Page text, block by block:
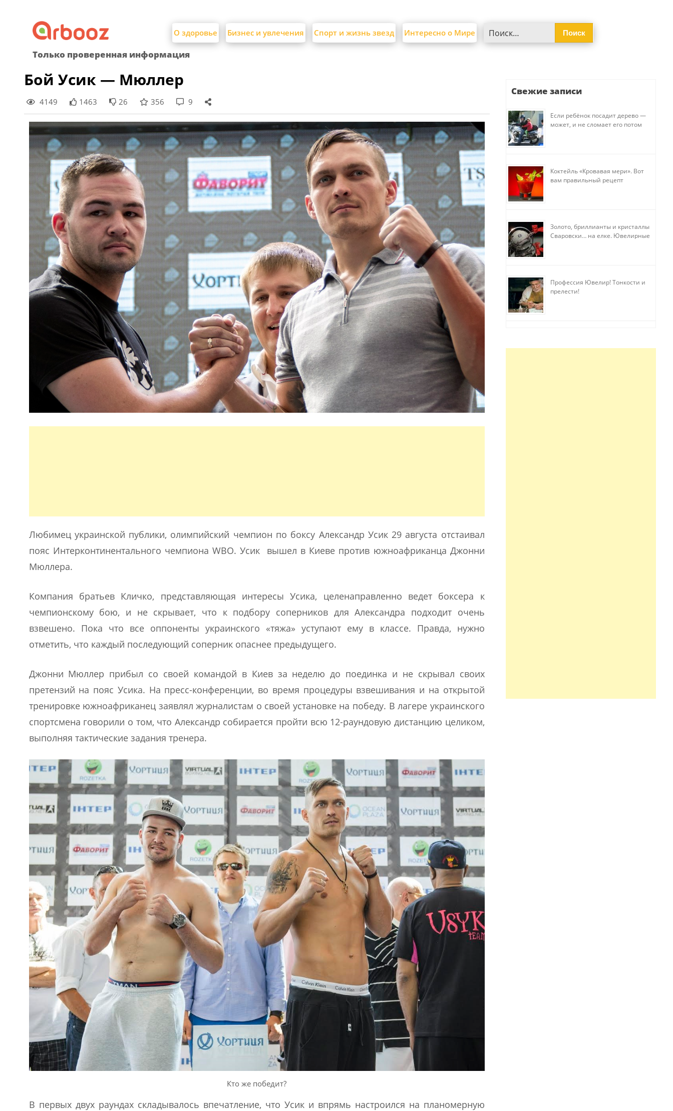
content
О здоровье Бизнес и увлечения Спорт и жизнь звезд Интересно о Мире
Только проверенная информация
Бой Усик — Мюллер
4149 1463 26 356 9
Любимец украинской публики, олимпийский чемпион по боксу Александр Усик 29 августа отстаивал
пояс Интерконтинентального чемпиона WBO. Усик вышел в Киеве против южноафриканца Джонни
Мюллера.
Компания братьев Кличко, представляющая интересы Усика, целенаправленно ведет боксера к
чемпионскому бою, и не скрывает, что к подбору соперников для Александра подходит очень
взвешено. Пока что все оппоненты украинского «тяжа» уступают ему в классе. Правда, нужно
отметить, что каждый последующий соперник опаснее предыдущего.
Джонни Мюллер прибыл со своей командой в Киев за неделю до поединка и не скрывал своих
претензий на пояс Усика. На пресс-конференции, во время процедуры взвешивания и на открытой
тренировке южноафриканец заявлял журналистам о своей установке на победу. В лагере украинского
спортсмена говорили о том, что Александр собирается пройти всю 12-раундовую дистанцию целиком,
выполняя тактические задания тренера.
Кто же победит?
В первых двух раундах складывалось впечатление, что Усик и впрямь настроился на планомерную
Свежие записи
Если ребёнок посадит дерево —
может, и не сломает его потом
Коктейль «Кровавая мери». Вот
вам правильный рецепт
Золото, бриллианты и кристаллы
Сваровски… на елке. Ювелирные
Профессия Ювелир! Тонкости и
прелести!